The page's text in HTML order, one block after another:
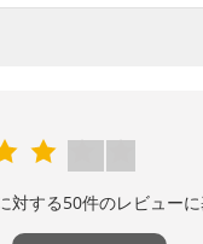
対する50件のレビュー